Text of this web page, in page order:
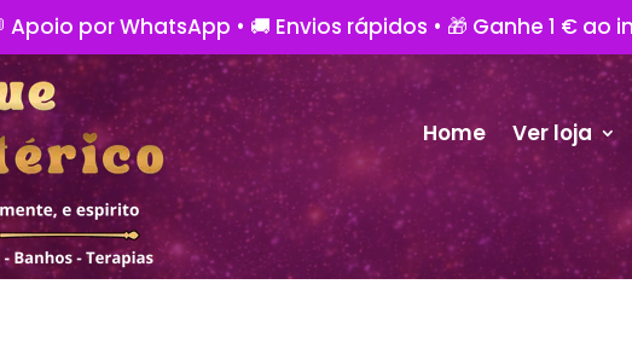
Apoio por WhatsApp • 🚚 Envios rápidos • 🎁 Ganhe 1 € ao
Home Ver loja